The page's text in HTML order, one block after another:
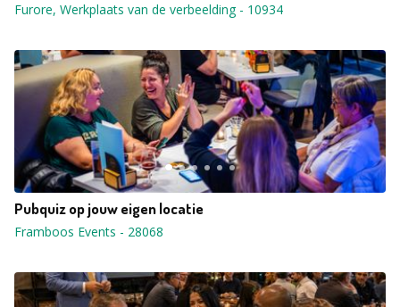
Furore, Werkplaats van de verbeelding- 10934
Pubquiz op jouw eigen locatie
Framboos Events - 28068